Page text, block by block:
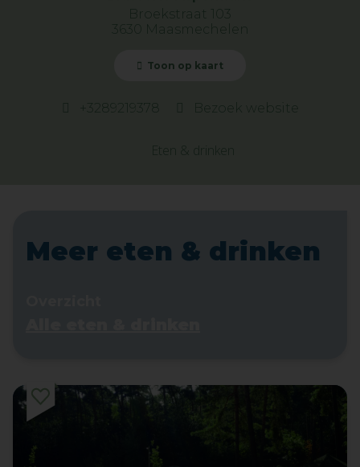
Broekstraat 103
3630 Maasmechelen
Toon op kaart
+3289219378 Bezoek website
Eten & drinken
Meer eten & drinken